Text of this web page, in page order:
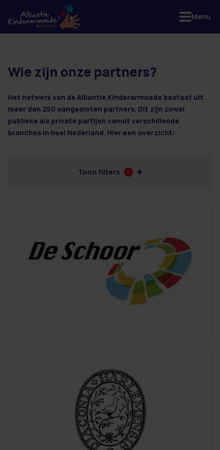
24 resultaten
Wie zijn onze partners?
Het netwerk van de Alliantie Kinderarmoede bestaat uit
meer dan 250 aangesloten partners. Dit zijn zowel
publieke als private partijen vanuit verschillende
branches in heel Nederland. Hier een overzicht:
Toon filters 6
Menu